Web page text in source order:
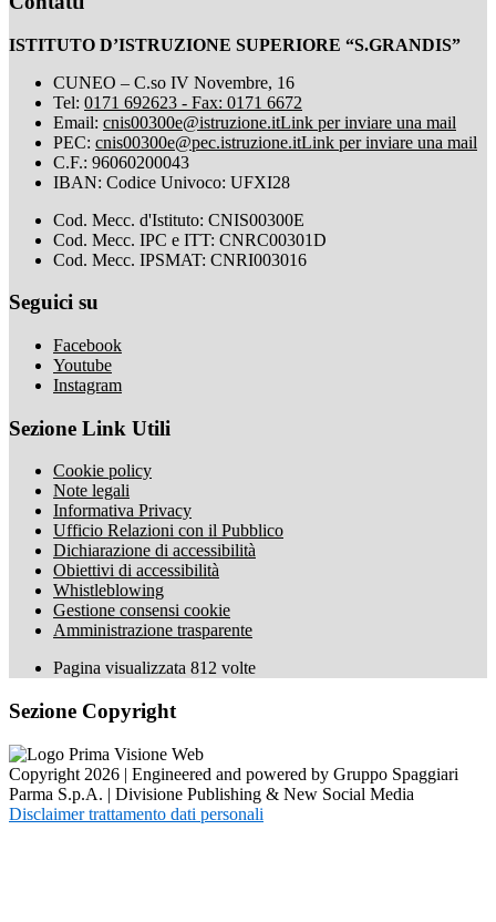
ISTITUTO D’ISTRUZIONE SUPERIORE “S.GRANDIS”
CUNEO – C.so IV Novembre, 16
Tel: 0171 692623 - Fax: 0171 6672
Email: cnis00300e@istruzione.itLink per inviare una mail
PEC: cnis00300e@pec.istruzione.itLink per inviare una mail
C.F.: 96060200043
IBAN: Codice Univoco: UFXI28
Cod. Mecc. d'Istituto: CNIS00300E
Cod. Mecc. IPC e ITT: CNRC00301D
Cod. Mecc. IPSMAT: CNRI003016
Seguici su
Facebook
Youtube
Instagram
Sezione Link Utili
Cookie policy
Note legali
Informativa Privacy
Ufficio Relazioni con il Pubblico
Dichiarazione di accessibilità
Obiettivi di accessibilità
Whistleblowing
Gestione consensi cookie
Amministrazione trasparente
Pagina visualizzata 812 volte
Sezione Copyright
Copyright 2026 | Engineered and powered by Gruppo Spaggiari
Parma S.p.A. | Divisione Publishing & New Social Media
Disclaimer trattamento dati personali